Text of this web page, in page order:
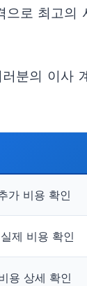
로 최고의
분의 이사
가 비용 확인
제 비용 확인
용 상세 확인